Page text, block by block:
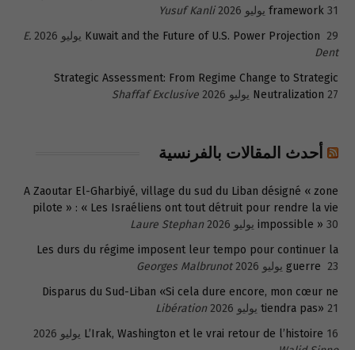
framework 31 يوليو 2026
Yusuf Kanli
Kuwait and the Future of U.S. Power Projection 29 يوليو 2026
E.
Dent
Strategic Assessment: From Regime Change to Strategic
Neutralization 27 يوليو 2026 Shaffaf Exclusive
أحدث المقالات بالفرنسية
A Zaoutar El-Gharbiyé, village du sud du Liban désigné « zone
pilote » : « Les Israéliens ont tout détruit pour rendre la vie
impossible » 30 يوليو 2026
Laure Stephan
Les durs du régime imposent leur tempo pour continuer la
guerre 23 يوليو 2026
Georges Malbrunot
Disparus du Sud-Liban «Si cela dure encore, mon cœur ne
tiendra pas» 21 يوليو 2026
Libération
L’Irak, Washington et le vrai retour de l’histoire 16 يوليو 2026